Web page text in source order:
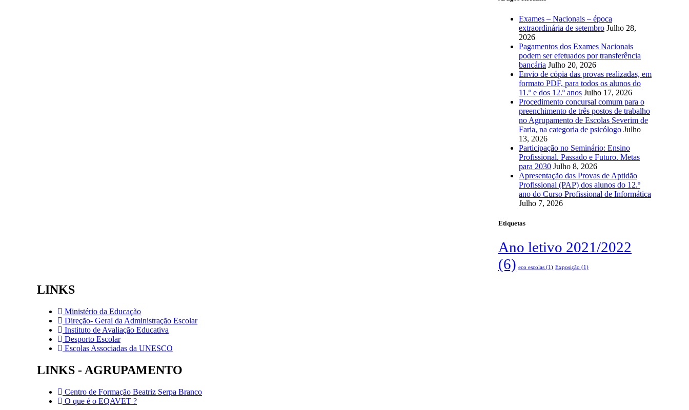
Exames – Nacionais – época
extraordinária de setembro Julho 28,
2026
Pagamentos dos Exames Nacionais
podem ser efetuados por transferência
bancária Julho 20, 2026
Envio de cópia das provas realizadas, em
formato PDF, para todos os alunos do
11.º e dos 12.º anos Julho 17, 2026
Procedimento concursal comum para o
preenchimento de três postos de trabalho
no Agrupamento de Escolas Severim de
Faria, na categoria de psicólogo Julho
13, 2026
Participação no Seminário: Ensino
Profissional. Passado e Futuro. Metas
para 2030 Julho 8, 2026
Apresentação das Provas de Aptidão
Profissional (PAP) dos alunos do 12.º
ano do Curso Profissional de Informática
Julho 7, 2026
Etiquetas
Ano letivo 2021/2022
(6) eco escolas (1) Exposição (1)
LINKS
Ministério da Educação
Direção- Geral da Administração Escolar
Instituto de Avaliação Educativa
Desporto Escolar
Escolas Associadas da UNESCO
LINKS - AGRUPAMENTO
Centro de Formação Beatriz Serpa Branco
O que é o EQAVET ?